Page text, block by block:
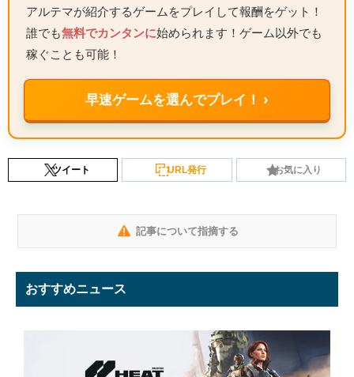
アルテマが紹介するゲームをプレイして報酬をゲット！
誰でも無料でカンタンに始められます！ゲーム以外でも
稼ぐことも可能！
早速ゲームを選んでプレイ！ ›
ツイート URL発行 お気に入り
記事について指摘する
おすすめニュース